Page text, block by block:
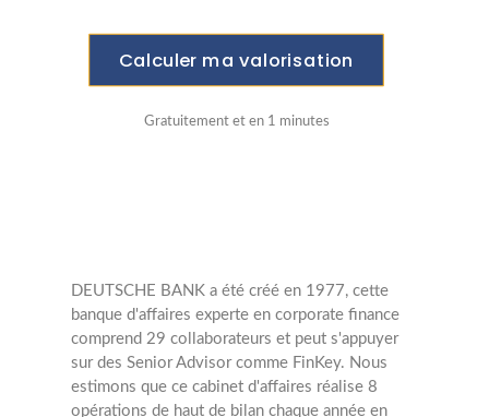
Calculer ma valorisation
Gratuitement et en 1 minutes
DEUTSCHE BANK a été créé en 1977, cette
banque d'affaires experte en corporate finance
comprend 29 collaborateurs et peut s'appuyer
sur des Senior Advisor comme FinKey. Nous
estimons que ce cabinet d'affaires réalise 8
opérations de haut de bilan chaque année en